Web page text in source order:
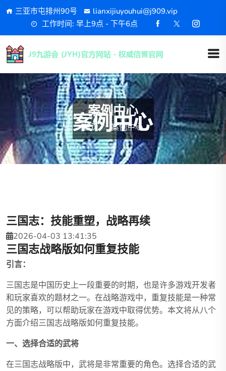
三亚市屯排州90号
lianxijiuyouhui@j909.vip
工作时间: 早上9点 - 下午6点
案例中心
首页 案例中心
三国志：技能重塑，战略再续
2026-04-03 13:41:35
三国志战略版如何重复技能
引言：
三国志是中国历史上一段重要的时期，也是许多游戏开发者
和玩家喜欢的题材之一。在战略游戏中，重复技能是一种常
见的策略，可以帮助玩家在游戏中取得优势。本文将从八个
方面介绍三国志战略版如何重复技能。
一、选择合适的武将
在三国志战略版中，武将是非常重要的角色。选择合适的武